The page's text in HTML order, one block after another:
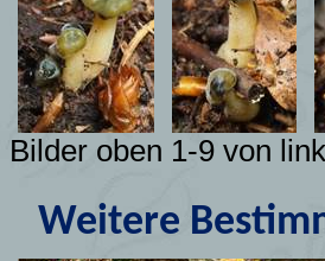
Bilder oben 1-9 von
Weitere